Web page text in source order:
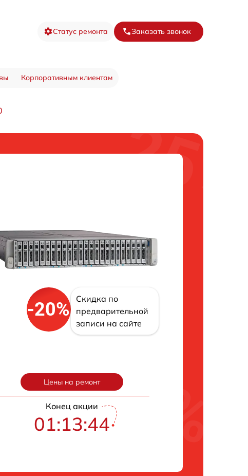
Статус ремонта Заказать звонок
Корпоративным клиентам
-20%
Скидка по
предварительной
записи на сайте
Цены на ремонт
Конец акции
01:13:42